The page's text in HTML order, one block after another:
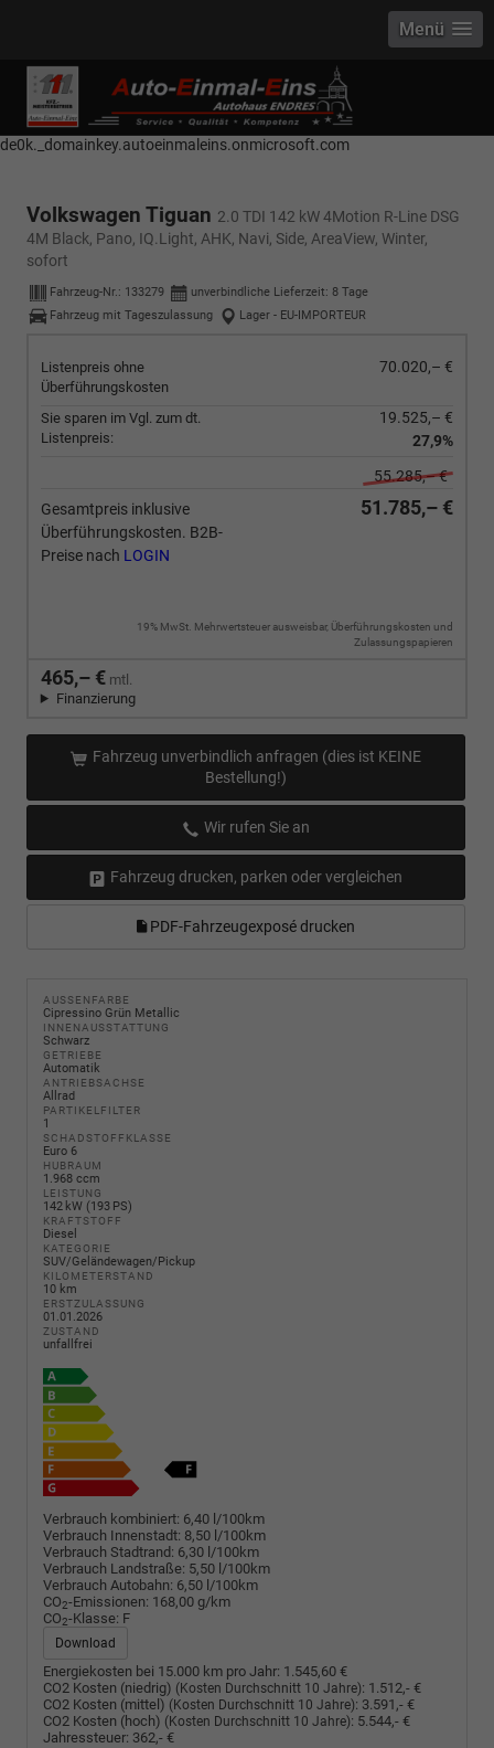
------------ Host Name : selector1._domainkey Points to address or value:
selector1-aee-de0k._domainkey.autoeinmaleins.onmicrosoft.com Host
Name : selector2._domainkey Points to address or value: selector2-aee-
de0k._domainkey.autoeinmaleins.onmicrosoft.com
Menü
Volkswagen Tiguan 2.0 TDI 142 kW 4Motion R-Line DSG
4M Black, Pano, IQ.Light, AHK, Navi, Side, AreaView, Winter,
sofort
Fahrzeug-Nr.: 133279 unverbindliche Lieferzeit: 8 Tage
Fahrzeug mit Tageszulassung
Lager - EU-IMPORTEUR
Listenpreis ohne
Überführungskosten
70.020,– €
Sie sparen im Vgl. zum dt.
Listenpreis:
19.525,– €
27,9%
55.285,– €
Gesamtpreis inklusive
Überführungskosten. B2B-
Preise nach LOGIN
51.785,– €
19% MwSt. Mehrwertsteuer ausweisbar, Überführungskosten und
Zulassungspapieren
465,– € mtl.
Finanzierung
Fahrzeug unverbindlich anfragen (dies ist KEINE
Bestellung!)
Wir rufen Sie an
Fahrzeug drucken, parken oder vergleichen
PDF-Fahrzeugexposé drucken
AUSSENFARBE
Cipressino Grün Metallic
INNENAUSSTATTUNG
Schwarz
GETRIEBE
Automatik
ANTRIEBSACHSE
Allrad
PARTIKELFILTER
1
SCHADSTOFFKLASSE
Euro 6
HUBRAUM
1.968 ccm
LEISTUNG
142 kW (193 PS)
KRAFTSTOFF
Diesel
KATEGORIE
SUV/Geländewagen/Pickup
KILOMETERSTAND
10 km
ERSTZULASSUNG
01.01.2026
ZUSTAND
unfallfrei
Verbrauch kombiniert: 6,40 l/100km
Verbrauch Innenstadt: 8,50 l/100km
Verbrauch Stadtrand: 6,30 l/100km
Verbrauch Landstraße: 5,50 l/100km
Verbrauch Autobahn: 6,50 l/100km
CO2-Emissionen: 168,00 g/km
CO2-Klasse: F
Download
Energiekosten bei 15.000 km pro Jahr: 1.545,60 €
CO2 Kosten (niedrig) (Kosten Durchschnitt 10 Jahre): 1.512,- €
CO2 Kosten (mittel) (Kosten Durchschnitt 10 Jahre): 3.591,- €
CO2 Kosten (hoch) (Kosten Durchschnitt 10 Jahre): 5.544,- €
Jahressteuer: 362,- €